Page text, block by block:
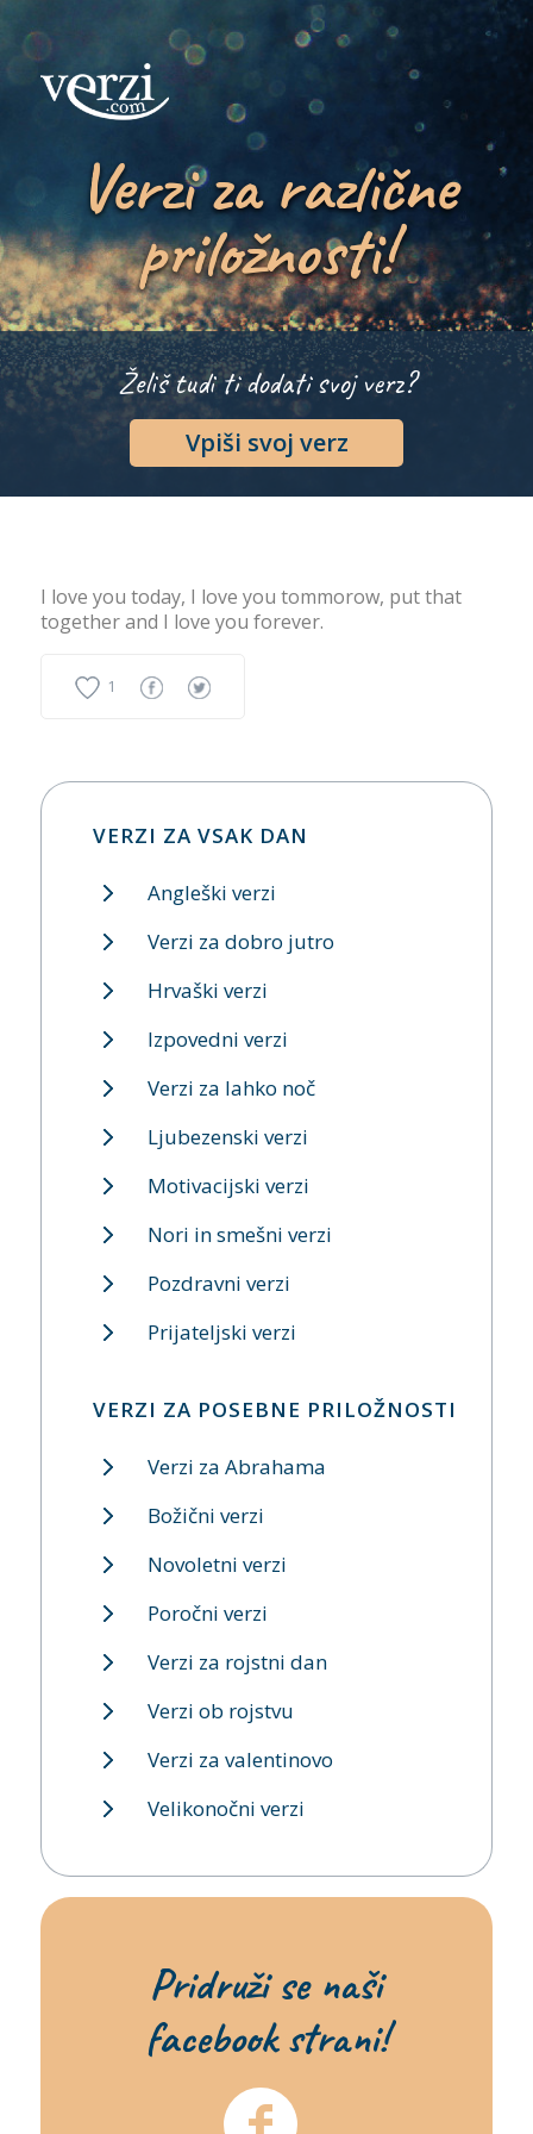
Verzi za različne
priložnosti!
Želiš tudi ti dodati svoj verz?
Vpiši svoj verz
I love you today, I love you tommorow, put that
together and I love you forever.
1
VERZI ZA VSAK DAN
Angleški verzi
Verzi za dobro jutro
Hrvaški verzi
Izpovedni verzi
Verzi za lahko noč
Ljubezenski verzi
Motivacijski verzi
Nori in smešni verzi
Pozdravni verzi
Prijateljski verzi
VERZI ZA POSEBNE PRILOŽNOSTI
Verzi za Abrahama
Božični verzi
Novoletni verzi
Poročni verzi
Verzi za rojstni dan
Verzi ob rojstvu
Verzi za valentinovo
Velikonočni verzi
Pridruži se naši
facebook strani!